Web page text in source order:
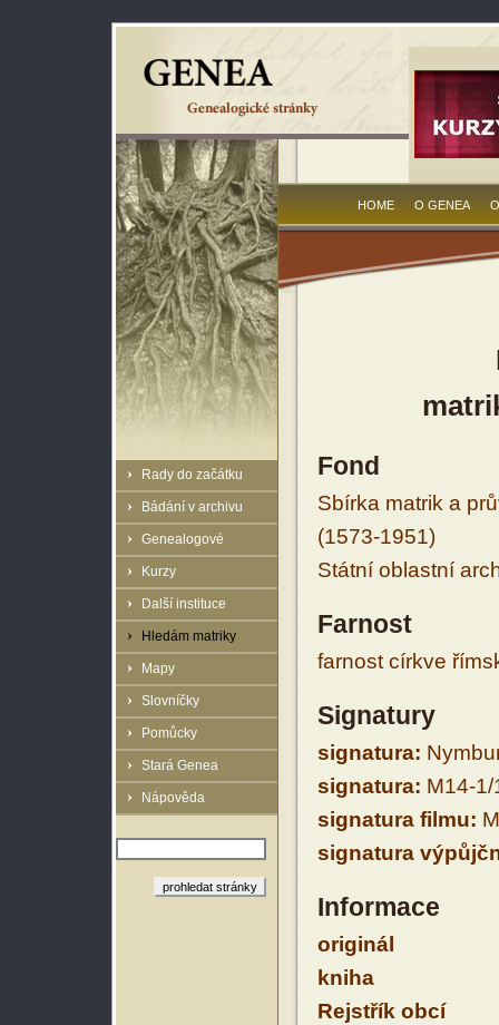
Rady do začátku
Bádání v archivu
Genealogové
Kurzy
Další instituce
Hledám matriky
Mapy
Slovníčky
Pomůcky
Stará Genea
Nápověda
HOME O GENEA
Fond
Sbírka matrik a
(1573-1951)
Státní oblastní
Farnost
farnost církve
Signatury
signatura:
signatura: M14-1/
signatura filmu:
signatura
Informace
originál
kniha
Rejstřík obcí